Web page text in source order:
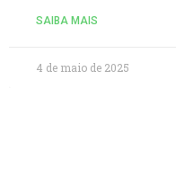
SAIBA MAIS
4 de maio de 2025